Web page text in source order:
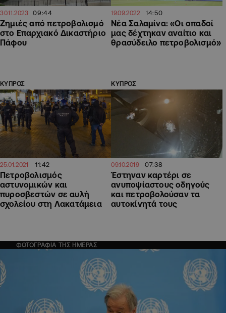
30.11.2023 09:44
Ζημιές από πετροβολισμό
στο Επαρχιακό Δικαστήριο
Πάφου
19.09.2022 14:50
Νέα Σαλαμίνα: «Οι οπαδοί
μας δέχτηκαν αναίτιο και
θρασύδειλο πετροβολισμό»
ΚΥΠΡΟΣ
25.01.2021 11:42
Πετροβολισμός
αστυνομικών και
πυροσβεστών σε αυλή
σχολείου στη Λακατάμεια
ΚΥΠΡΟΣ
09.10.2019 07:38
Έστηναν καρτέρι σε
ανυποψίαστους οδηγούς
και πετροβολούσαν τα
αυτοκίνητά τους
ΦΩΤΟΓΡΑΦΙΑ ΤΗΣ ΗΜΕΡΑΣ